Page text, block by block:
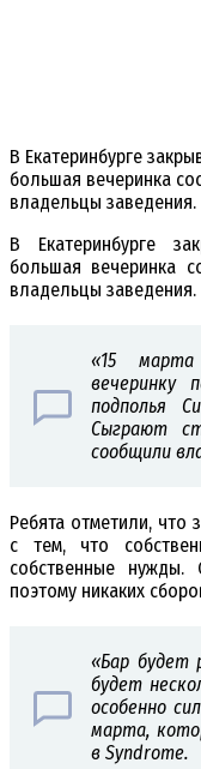
В Екатеринбурге
большая вечеринка
владельцы заведения.
В Екатеринбурге
большая вечеринка
владельцы заведения.
«15 марта
вечеринку
подполья
Сыграют
сообщили
Ребята отметили, что
с тем, что
собственные
поэтому никаких
«Бар будет
будет
особенно
марта,
в Syndrome.